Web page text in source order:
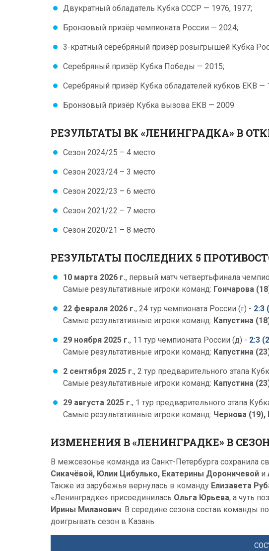
Двукратный обладатель Кубка СССР — 1976, 1977;
Бронзовый призёр чемпионата России — 2024;
3-кратный серебряный призёр розыгрышей Кубка
Серебряный призёр Кубка Победы — 2015;
Серебряный призёр Кубка обладателей кубков ЕКВ —
Бронзовый призёр Кубка вызова ЕКВ — 2009.
РЕЗУЛЬТАТЫ ВК «ЛЕНИНГРАДКА» В
Сезон 2024/25 – 4 место
Сезон 2023/24 – 3 место
Сезон 2022/23 – 6 место
Сезон 2021/22 – 7 место
Сезон 2020/21 – 8 место
РЕЗУЛЬТАТЫ ПОСЛЕДНИХ 5
10 марта 2026 г., первый матч четвертьфинала
Самые результативные игроки команд: Гончарова
22 февраля 2026 г., 24 тур чемпионата России (г) - 2:3
Самые результативные игроки команд: Капустина
29 ноября 2025 г., 11 тур чемпионата России (д) - 2:3
Самые результативные игроки команд: Капустина
2 сентября 2025 г., 2 тур предварительного этапа
Самые результативные игроки команд: Капустина
29 августа 2025 г., 1 тур предварительного этапа
Самые результативные игроки команд: Чернова (19),
ИЗМЕНЕНИЯ В «ЛЕНИНГРАДКЕ» В
В межсезонье команда из Санкт-Петербурга сохранила
Сикачёвой, Юлии Цибулько, Екатерины Дороничевой и
Также из зарубежья вернулась в команду Елизавета
«Ленинградке» присоединилась Ольга Юрьева, а чуть
Ирины Миланович. В середине сезона состав команды
доигрывать сезон в Казань.